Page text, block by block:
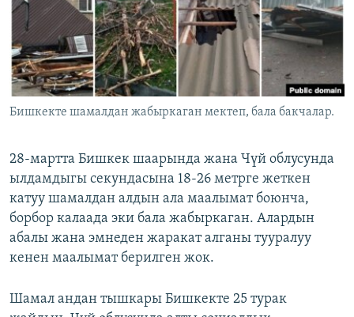
ЫҢГАЙСЫЗ СУРООЛОР
ЭЕ/АРнун бардык сайттары
Бишкекте шамалдан жабыркаган мектеп, бала бакчалар.
28-мартта Бишкек шаарында жана Чүй облусунда
ылдамдыгы секундасына 18-26 метрге жеткен
катуу шамалдан алдын ала маалымат боюнча,
борбор калаада эки бала жабыркаган. Алардын
абалы жана эмнеден жаракат алганы тууралуу
кенен маалымат берилген жок.
Шамал андан тышкары Бишкекте 25 турак